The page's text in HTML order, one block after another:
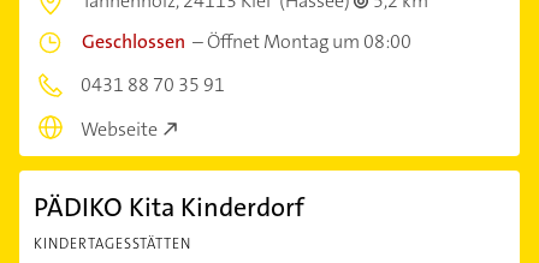
Geschlossen –Öffnet Montag um 08:00
0431 88 70 35 91
Webseite
PÄDIKO Kita Kinderdorf
KINDERTAGESSTÄTTEN